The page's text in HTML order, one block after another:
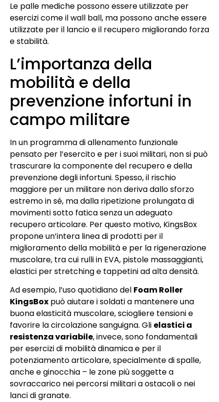
Le palle mediche possono essere utilizzate per
esercizi come il wall ball, ma possono anche essere
utilizzate per il lancio e il recupero migliorando forza
e stabilità.
L’importanza della
mobilità e della
prevenzione infortuni in
campo militare
In un programma di allenamento funzionale
pensato per l’esercito e per i suoi militari, non si può
trascurare la componente del recupero e della
prevenzione degli infortuni. Spesso, il rischio
maggiore per un militare non deriva dallo sforzo
estremo in sé, ma dalla ripetizione prolungata di
movimenti sotto fatica senza un adeguato
recupero articolare. Per questo motivo, KingsBox
propone un’intera linea di prodotti per il
miglioramento della mobilità e per la rigenerazione
muscolare, tra cui rulli in EVA, pistole massaggianti,
elastici per stretching e tappetini ad alta densità.
Ad esempio, l’uso quotidiano del Foam Roller
KingsBox può aiutare i soldati a mantenere una
buona elasticità muscolare, sciogliere tensioni e
favorire la circolazione sanguigna. Gli elastici a
resistenza variabile, invece, sono fondamentali
per esercizi di mobilità dinamica e per il
potenziamento articolare, specialmente di spalle,
anche e ginocchia – le zone più soggette a
sovraccarico nei percorsi militari a ostacoli o nei
lanci di granate.